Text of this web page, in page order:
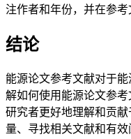
注作者和年份，并在参考
结论
能源论文参考文献对于
解如何使用能源论文参
研究者更好地理解和贡
量、寻找相关文献和有